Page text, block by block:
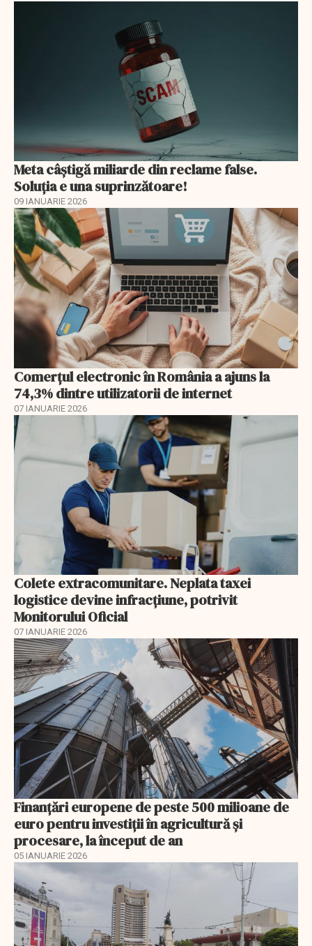
Meta câștigă miliarde din reclame false.
Soluția e una suprinzătoare!
09 IANUARIE 2026
Comerțul electronic în România a ajuns la
74,3% dintre utilizatorii de internet
07 IANUARIE 2026
Colete extracomunitare. Neplata taxei
logistice devine infracțiune, potrivit
Monitorului Oficial
07 IANUARIE 2026
Finanţări europene de peste 500 milioane de
euro pentru investiţii în agricultură şi
procesare, la început de an
05 IANUARIE 2026